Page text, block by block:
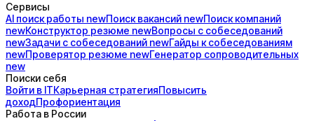
Сервисы
AI поискработы newПоисквакансий newПоисккомпаний
newКонструктор резюме newВопросы с собеседований
newЗадачи с собеседований newГайды ксобеседованиям
newПроверятор резюме newГенератор сопроводительных
new
Поиски себя
Войти в ITКарьерная стратегияПовысить
доходПрофориентация
Работа в России